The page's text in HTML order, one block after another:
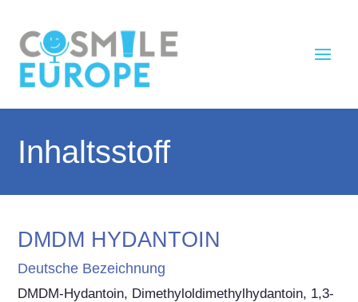
Inhaltsstoff
DMDM HYDANTOIN
Deutsche Bezeichnung
DMDM-Hydantoin, Dimethyloldimethylhydantoin, 1,3-